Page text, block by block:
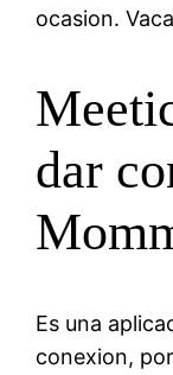
ocasion.
dar
Es una
conexion,